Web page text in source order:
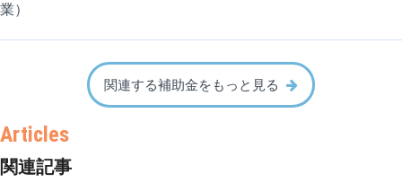
業）
関連する補助金をもっと見る
関連記事